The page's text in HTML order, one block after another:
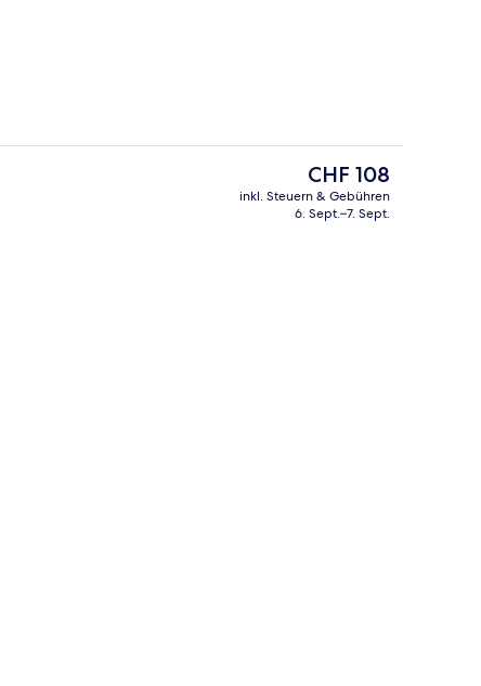
Standardzimmer (King)
Der
aktuelle
Preis
CHF 108
inkl. Steuern & Gebühren
6. Sept.–7. Sept.